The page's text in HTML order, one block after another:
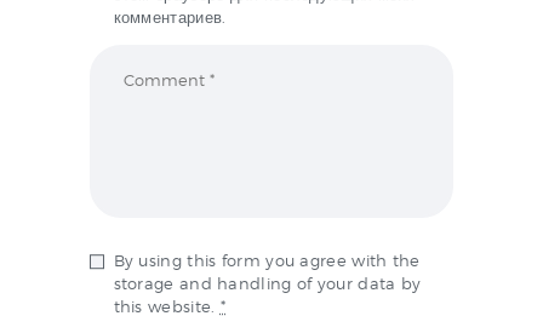
комментариев.
By using this form you agree with the
storage and handling of your data by
this website. *